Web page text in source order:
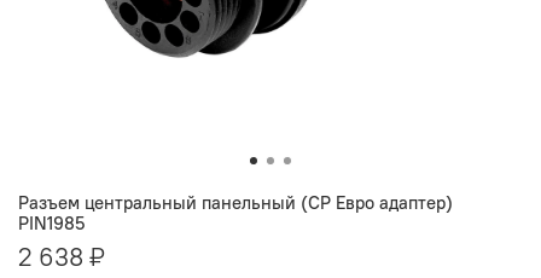
Разъем центральный панельный (CP Евро адаптер)
PIN1985
2 638 ₽